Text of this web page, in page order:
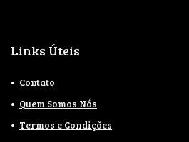
Links Úteis
Contato
Quem Somos Nós
Termos e Condições